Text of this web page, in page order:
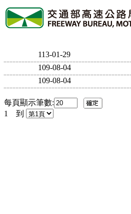
113-01-29
109-08-04
109-08-04
每頁顯示筆數:
1
到